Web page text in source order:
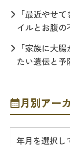
「最近やせ
イルとお腹
「家族に大
たい遺伝と予
月別アー
年月を選択し